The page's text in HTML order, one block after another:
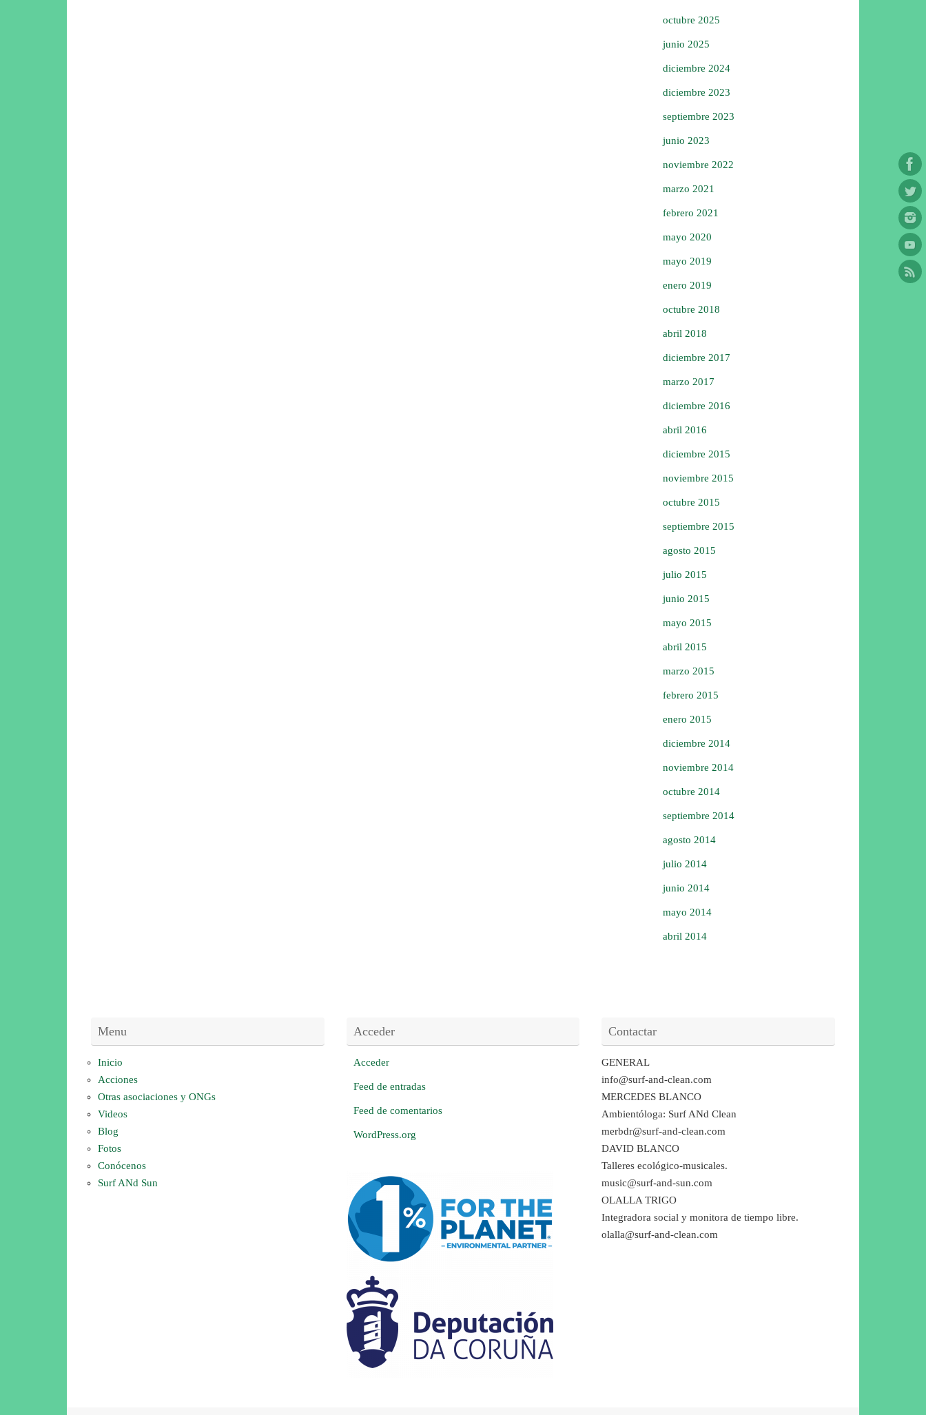
octubre 2025
junio 2025
diciembre 2024
diciembre 2023
septiembre 2023
junio 2023
noviembre 2022
marzo 2021
febrero 2021
mayo 2020
mayo 2019
enero 2019
octubre 2018
abril 2018
diciembre 2017
marzo 2017
diciembre 2016
abril 2016
diciembre 2015
noviembre 2015
octubre 2015
septiembre 2015
agosto 2015
julio 2015
junio 2015
mayo 2015
abril 2015
marzo 2015
febrero 2015
enero 2015
diciembre 2014
noviembre 2014
octubre 2014
septiembre 2014
agosto 2014
julio 2014
junio 2014
mayo 2014
abril 2014
Menu
Inicio
Acciones
Otras asociaciones y ONGs
Videos
Blog
Fotos
Conócenos
Surf ANd Sun
Acceder
Acceder
Feed de entradas
Feed de comentarios
WordPress.org
Contactar
GENERAL
info@surf-and-clean.com
MERCEDES BLANCO
Ambientóloga: Surf ANd Clean
merbdr@surf-and-clean.com
DAVID BLANCO
Talleres ecológico-musicales.
music@surf-and-sun.com
OLALLA TRIGO
Integradora social y monitora de tiempo libre.
olalla@surf-and-clean.com